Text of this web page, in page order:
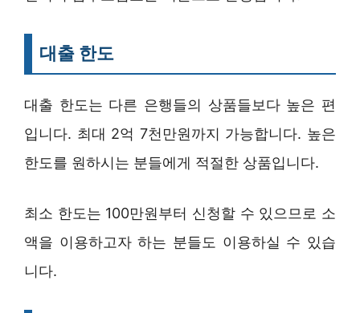
대출 한도
대출 한도는 다른 은행들의 상품들보다 높은 편
입니다. 최대 2억 7천만원까지 가능합니다. 높은
한도를 원하시는 분들에게 적절한 상품입니다.
최소 한도는 100만원부터 신청할 수 있으므로 소
액을 이용하고자 하는 분들도 이용하실 수 있습
니다.